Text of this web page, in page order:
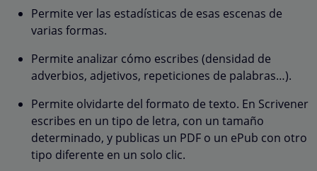
Permite ver las estadísticas de esas escenas de
varias formas.
Permite analizar cómo escribes (densidad de
adverbios, adjetivos, repeticiones de palabras…).
Permite olvidarte del formato de texto. En Scrivener
escribes en un tipo de letra, con un tamaño
determinado, y publicas un PDF o un ePub con otro
tipo diferente en un solo clic.